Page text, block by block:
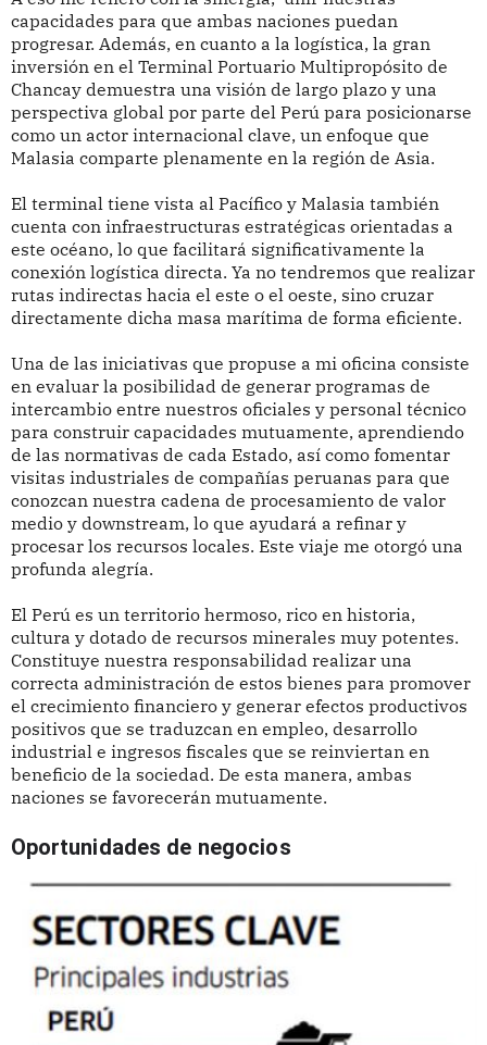
capacidades para que ambas naciones puedan
progresar. Además, en cuanto a la logística, la gran
inversión en el Terminal Portuario Multipropósito de
Chancay demuestra una visión de largo plazo y una
perspectiva global por parte del Perú para posicionarse
como un actor internacional clave, un enfoque que
Malasia comparte plenamente en la región de Asia.
El terminal tiene vista al Pacífico y Malasia también
cuenta con infraestructuras estratégicas orientadas a
este océano, lo que facilitará significativamente la
conexión logística directa. Ya no tendremos que realizar
rutas indirectas hacia el este o el oeste, sino cruzar
directamente dicha masa marítima de forma eficiente.
Una de las iniciativas que propuse a mi oficina consiste
en evaluar la posibilidad de generar programas de
intercambio entre nuestros oficiales y personal técnico
para construir capacidades mutuamente, aprendiendo
de las normativas de cada Estado, así como fomentar
visitas industriales de compañías peruanas para que
conozcan nuestra cadena de procesamiento de valor
medio y downstream, lo que ayudará a refinar y
procesar los recursos locales. Este viaje me otorgó una
profunda alegría.
El Perú es un territorio hermoso, rico en historia,
cultura y dotado de recursos minerales muy potentes.
Constituye nuestra responsabilidad realizar una
correcta administración de estos bienes para promover
el crecimiento financiero y generar efectos productivos
positivos que se traduzcan en empleo, desarrollo
industrial e ingresos fiscales que se reinviertan en
beneficio de la sociedad. De esta manera, ambas
naciones se favorecerán mutuamente.
Oportunidades de negocios